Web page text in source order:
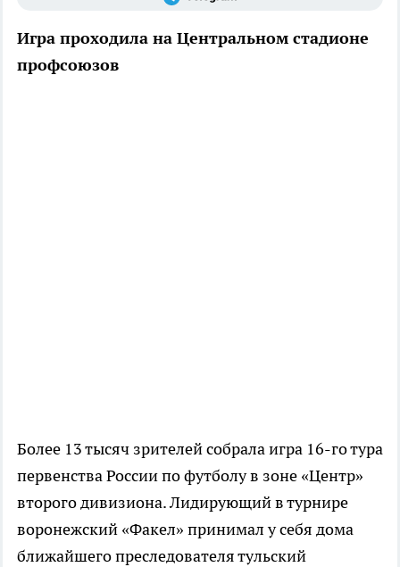
Игра проходила на Центральном стадионе
профсоюзов
Более 13 тысяч зрителей собрала игра 16-го тура
первенства России по футболу в зоне «Центр»
второго дивизиона. Лидирующий в турнире
воронежский «Факел» принимал у себя дома
ближайшего преследователя тульский